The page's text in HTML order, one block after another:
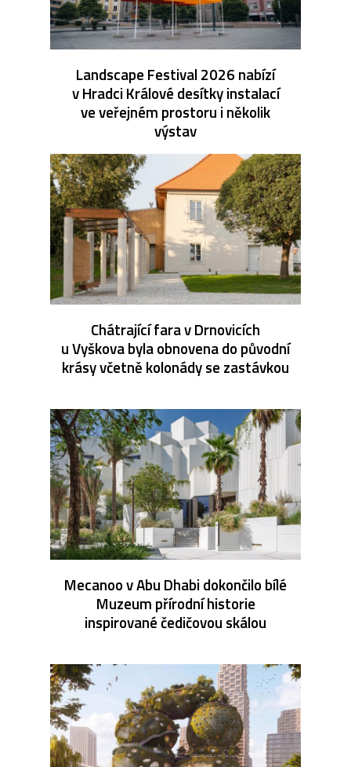
Landscape Festival 2026 nabízí
v Hradci Králové desítky instalací
ve veřejném prostoru i několik
výstav
Chátrající fara v Drnovicích
u Vyškova byla obnovena do původní
krásy včetně kolonády se zastávkou
Mecanoo v Abu Dhabi dokončilo bílé
Muzeum přírodní historie
inspirované čedičovou skálou